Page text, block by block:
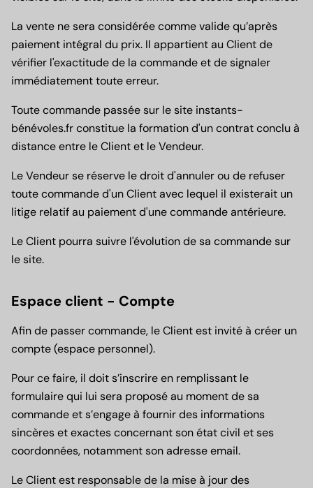
La vente ne sera considérée comme valide qu’après
paiement intégral du prix. Il appartient au Client de
vérifier l'exactitude de la commande et de signaler
immédiatement toute erreur.
Toute commande passée sur le site instants-
bénévoles.fr constitue la formation d'un contrat conclu à
distance entre le Client et le Vendeur.
Le Vendeur se réserve le droit d'annuler ou de refuser
toute commande d'un Client avec lequel il existerait un
litige relatif au paiement d'une commande antérieure.
Le Client pourra suivre l'évolution de sa commande sur
le site.
Espace client - Compte
Afin de passer commande, le Client est invité à créer un
compte (espace personnel).
Pour ce faire, il doit s’inscrire en remplissant le
formulaire qui lui sera proposé au moment de sa
commande et s’engage à fournir des informations
sincères et exactes concernant son état civil et ses
coordonnées, notamment son adresse email.
Le Client est responsable de la mise à jour des